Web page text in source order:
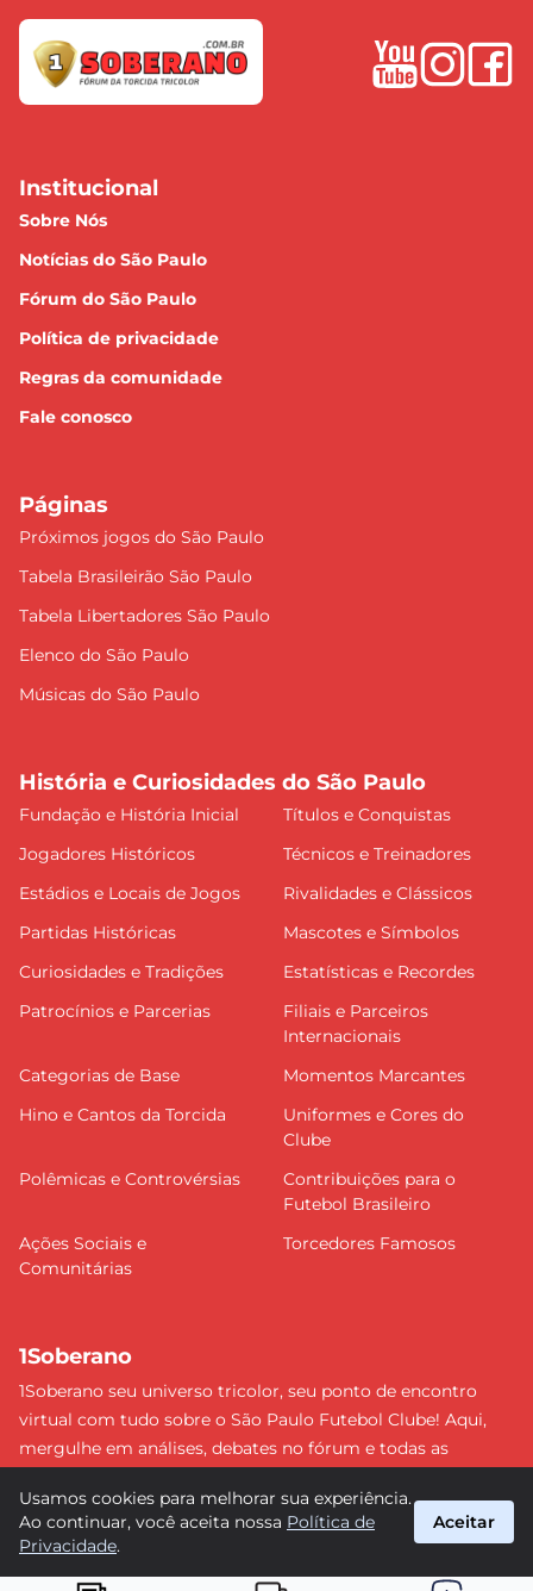
Institucional
Sobre Nós
Notícias do São Paulo
Fórum do São Paulo
Política de privacidade
Regras da comunidade
Fale conosco
Páginas
Próximos jogos do São Paulo
Tabela Brasileirão São Paulo
Tabela Libertadores São Paulo
Elenco do São Paulo
Músicas do São Paulo
História e Curiosidades do São Paulo
Fundação e História Inicial
Títulos e Conquistas
Jogadores Históricos
Técnicos e Treinadores
Estádios e Locais de Jogos
Rivalidades e Clássicos
Partidas Históricas
Mascotes e Símbolos
Curiosidades e Tradições
Estatísticas e Recordes
Patrocínios e Parcerias
Filiais e Parceiros
Internacionais
Categorias de Base
Momentos Marcantes
Hino e Cantos da Torcida
Uniformes e Cores do
Clube
Polêmicas e Controvérsias
Contribuições para o
Futebol Brasileiro
Ações Sociais e
Comunitárias
Torcedores Famosos
1Soberano
1Soberano seu universo tricolor, seu ponto de encontro
virtual com tudo sobre o São Paulo Futebol Clube! Aqui,
mergulhe em análises, debates no fórum e todas as
detalhe e faça parte dessa comunidade apaixonada pelo
tricolor paulista. #SPFC #SãoPaulo #1Soberano
Usamos cookies para melhorar sua experiência.
Ao continuar, você aceita nossa Política de
Privacidade.
Aceitar